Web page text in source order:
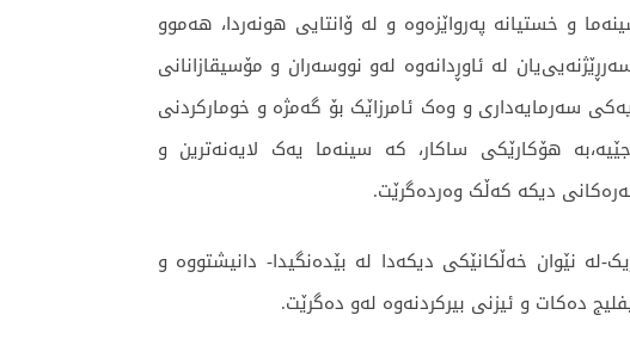
و خستیانە پەرواێزەوە و لە ۆانتایی هونەردا، هەموو
لە ئاوڕدانەوە لەو نووسەران و مۆسیقازانانی
سەرمایەداری و وەک ئامرزاێک بۆ گەمژە و خومارکردنی
هۆکارێکی ساکار، کە سینەما یەک لایەنەترین و
دیکە کەڵک وەردەگرێت.
نێوان خەڵکانێکی دیکەدا لە بێدەنگیدا- دانیشتووە و
دەکات و ئیزنی بیرکردنەوە لەو دەگرێت.